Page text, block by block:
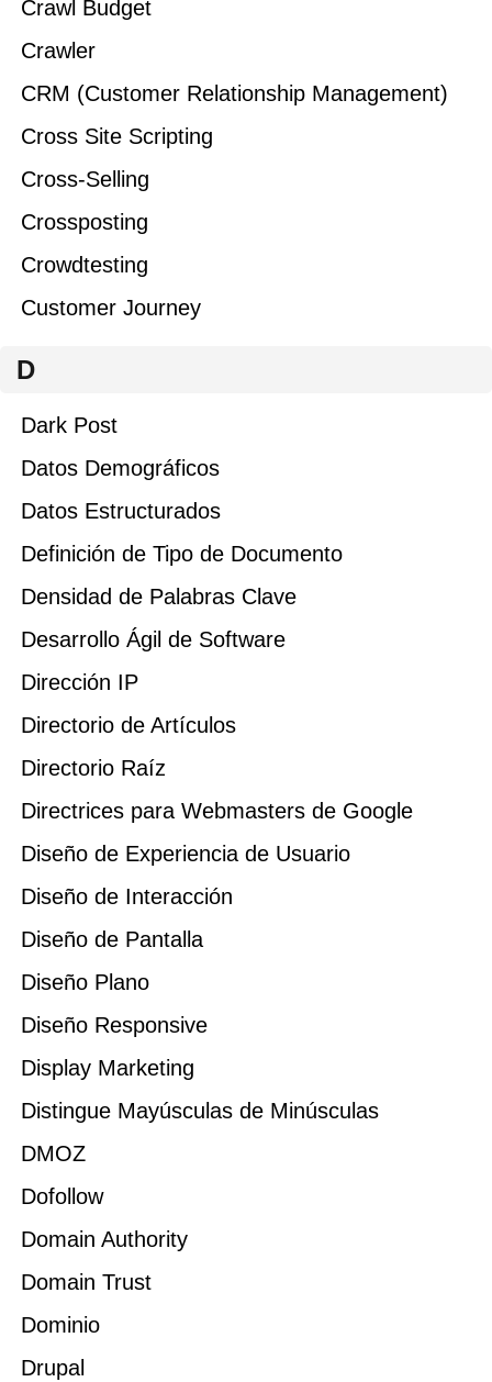
Crawl Budget
Crawler
CRM (Customer Relationship Management)
Cross Site Scripting
Cross-Selling
Crossposting
Crowdtesting
Customer Journey
D
Dark Post
Datos Demográficos
Datos Estructurados
Definición de Tipo de Documento
Densidad de Palabras Clave
Desarrollo Ágil de Software
Dirección IP
Directorio de Artículos
Directorio Raíz
Directrices para Webmasters de Google
Diseño de Experiencia de Usuario
Diseño de Interacción
Diseño de Pantalla
Diseño Plano
Diseño Responsive
Display Marketing
Distingue Mayúsculas de Minúsculas
DMOZ
Dofollow
Domain Authority
Domain Trust
Dominio
Drupal